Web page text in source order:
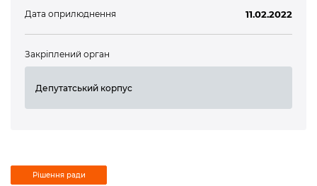
Дата оприлюднення 11.02.2022
Закріплений орган
Депутатський корпус
Рішення ради